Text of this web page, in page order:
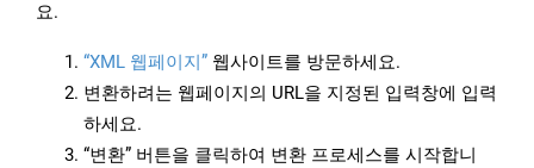
요.
“XML 웹페이지” 웹사이트를 방문하세요.
변환하려는 웹페이지의 URL을 지정된 입력창에 입력
하세요.
“변환” 버튼을 클릭하여 변환 프로세스를 시작합니